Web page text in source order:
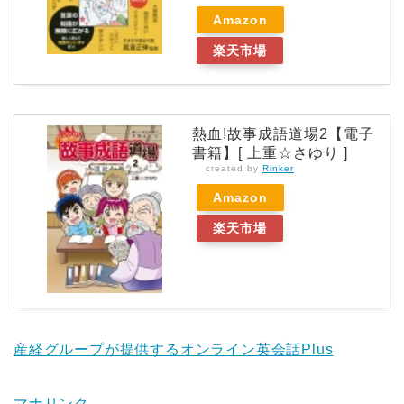
Amazon
楽天市場
熱血!故事成語道場2【電子
書籍】[ 上重☆さゆり ]
created by Rinker
Amazon
楽天市場
産経グループが提供するオンライン英会話Plus